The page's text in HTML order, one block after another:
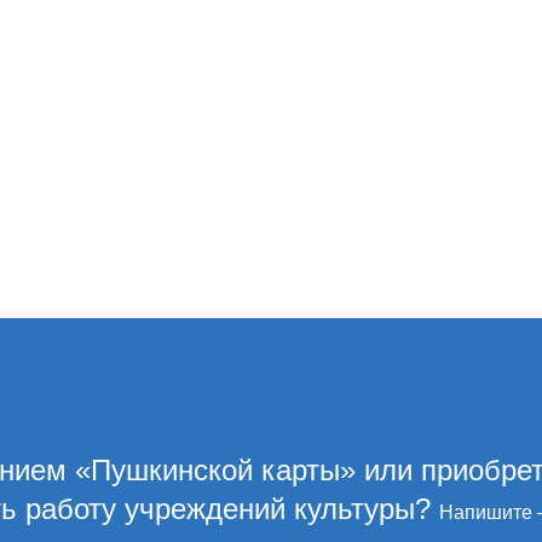
«Пушкинской карты» или
работу учреждений культуры?